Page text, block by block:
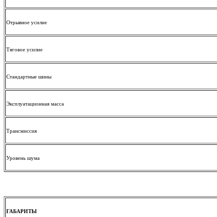
Отрывное усилие
Тяговое усилие
Стандартные шины
Эксплуатационная масса
Трансмиссия
Уровень шума
ГАБАРИТЫ